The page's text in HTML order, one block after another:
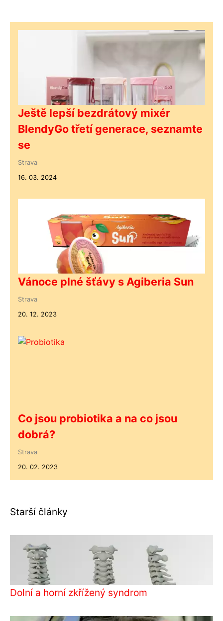
Ještě lepší bezdrátový mixér
BlendyGo třetí generace, seznamte
se
Strava
16. 03. 2024
Vánoce plné šťávy s Agiberia Sun
Strava
20. 12. 2023
Co jsou probiotika a na co jsou
dobrá?
Strava
20. 02. 2023
Starší články
Dolní a horní zkřížený syndrom